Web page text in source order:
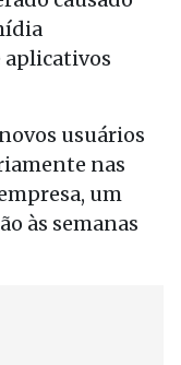
aplicativos
usuários
nas
um
às semanas